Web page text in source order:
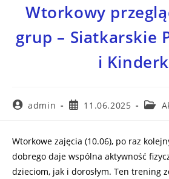
Wtorkowy
grup – Siatkarskie
i
admin 11.06.2025
Wtorkowe zajęcia (10.06), po raz
dobrego daje wspólna aktywność
dzieciom, jak i dorosłym. Ten trening